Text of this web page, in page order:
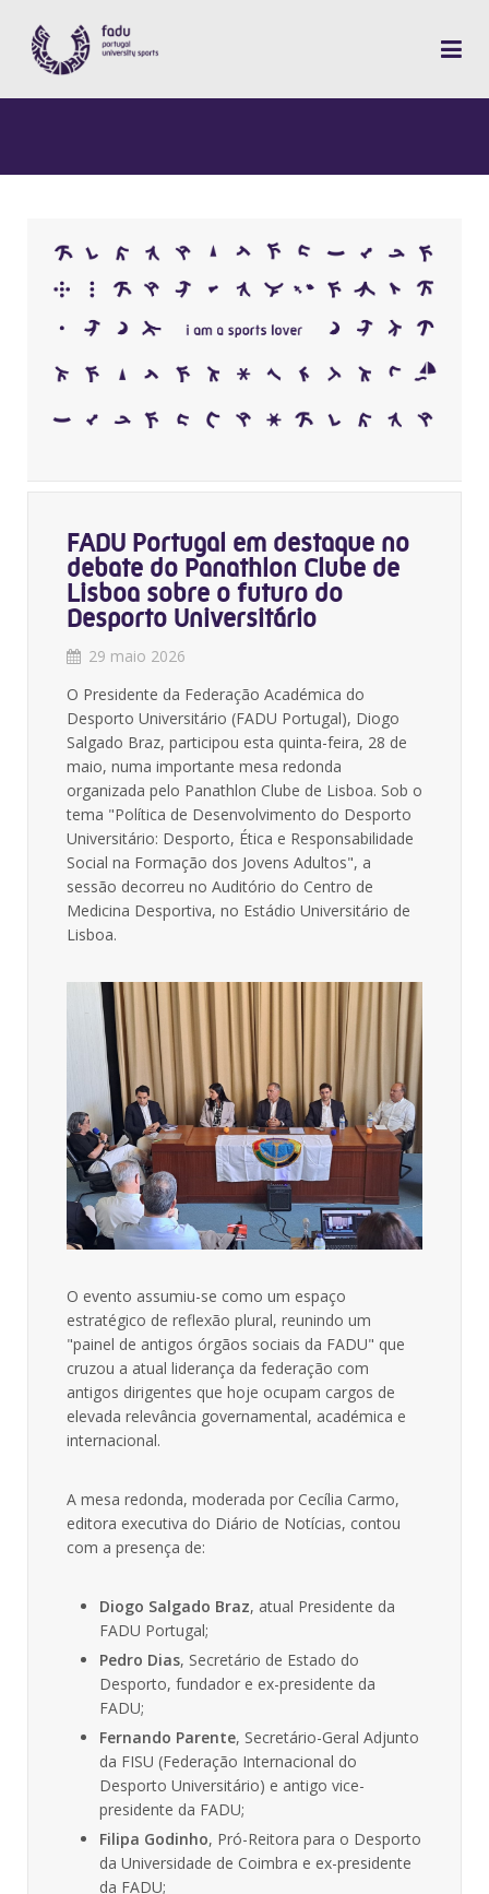
FADU Portugal em destaque no
debate do Panathlon Clube de
Lisboa sobre o futuro do
Desporto Universitário
29 maio 2026
O Presidente da Federação Académica do
Desporto Universitário (FADU Portugal), Diogo
Salgado Braz, participou esta quinta-feira, 28 de
maio, numa importante mesa redonda
organizada pelo Panathlon Clube de Lisboa. Sob o
tema "Política de Desenvolvimento do Desporto
Universitário: Desporto, Ética e Responsabilidade
Social na Formação dos Jovens Adultos", a
sessão decorreu no Auditório do Centro de
Medicina Desportiva, no Estádio Universitário de
Lisboa.
O evento assumiu-se como um espaço
estratégico de reflexão plural, reunindo um
"painel de antigos órgãos sociais da FADU" que
cruzou a atual liderança da federação com
antigos dirigentes que hoje ocupam cargos de
elevada relevância governamental, académica e
internacional.
A mesa redonda, moderada por Cecília Carmo,
editora executiva do Diário de Notícias, contou
com a presença de:
Diogo Salgado Braz, atual Presidente da
FADU Portugal;
Pedro Dias, Secretário de Estado do
Desporto, fundador e ex-presidente da
FADU;
Fernando Parente, Secretário-Geral Adjunto
da FISU (Federação Internacional do
Desporto Universitário) e antigo vice-
presidente da FADU;
Filipa Godinho, Pró-Reitora para o Desporto
da Universidade de Coimbra e ex-presidente
da FADU;